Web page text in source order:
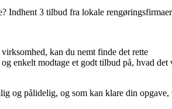
Indhent 3 tilbud fra lokale
kan du nemt finde det rette
enkelt modtage et godt tilbud på, hvad det
og pålidelig, og som kan klare din opgave,